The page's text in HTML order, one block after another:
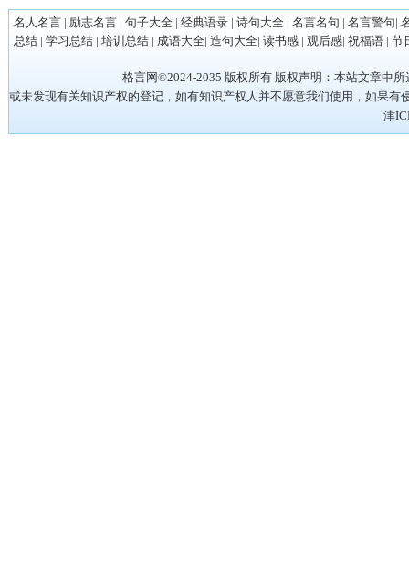
名人名言| 励志名言| 句子大全| 经典语录| 诗句大全| 名言名句 | 名言警句|
总结| 学习总结| 培训总结| 成语大全| 造句大全| 读书感| 观后感| 祝福语| 节
格言网©2024-2035 版权所有 版权声明：本站文章中
或未发现有关知识产权的登记，如有知识产权人并不愿意我们使用，如果有
津